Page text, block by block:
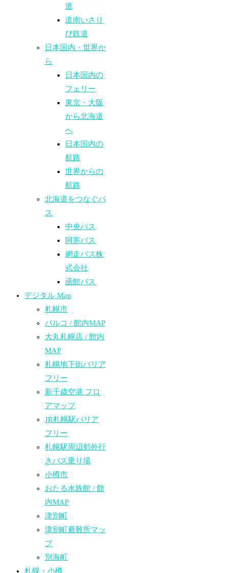
道
道南いさり
び鉄道
日本国内・世界か
ら
日本国内の
フェリー
東京・大阪
から北海道
へ
日本国内の
航路
世界からの
航路​
北海道をつなぐバ
ス
中央バス
阿寒バス
網走バス株
式会社
函館バス
デジタル Map
札幌市
パルコ / 館内MAP
大丸札幌店 / 館内
MAP
札幌地下街バリア
フリー
新千歳空港 フロ
アマップ
JR札幌駅バリア
フリー
札幌駅周辺郊外行
きバス乗り場
小樽市
おたる水族館 / 館
内MAP
津別町
津別町避難所マッ
プ
別海町
札幌・小樽